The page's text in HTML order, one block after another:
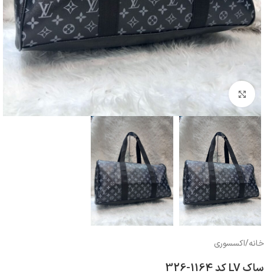
بزرگنمایی تصویر
خانه/اکسسوری
ساک LV کد 1164-326